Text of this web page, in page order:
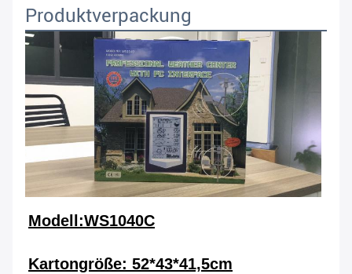
Produktverpackung
Modell:WS1040C
Kartongröße: 52*43*41,5cm